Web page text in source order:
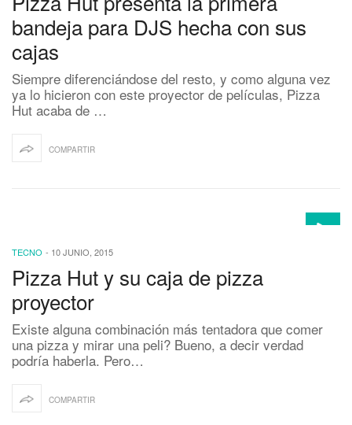
bandeja para DJS hecha con sus
cajas
Siempre diferenciándose del resto, y como alguna vez
ya lo hicieron con este proyector de películas, Pizza
Hut acaba de …
COMPARTIR
TECNO - 10 JUNIO, 2015
Pizza Hut y su caja de pizza
proyector
Existe alguna combinación más tentadora que comer
una pizza y mirar una peli? Bueno, a decir verdad
podría haberla. Pero…
COMPARTIR